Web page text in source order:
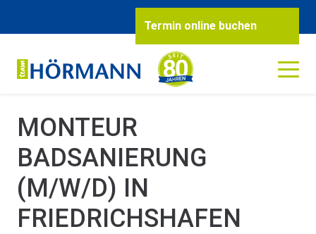
Termin online buchen
KARRIERE
MONTEUR BADSANIERUNG (M/W/D)
MONTEUR
BADSANIERUNG
(M/W/D) IN
FRIEDRICHSHAFEN